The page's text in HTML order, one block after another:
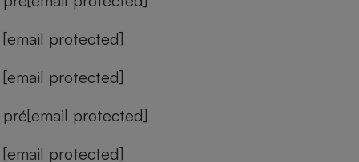
[email protected]
[email protected]
pré[email protected]
[email protected]